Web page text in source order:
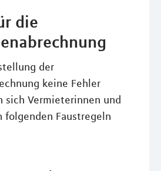
die
der
keine Fehler
sich Vermieterinnen und
folgenden Faustregeln